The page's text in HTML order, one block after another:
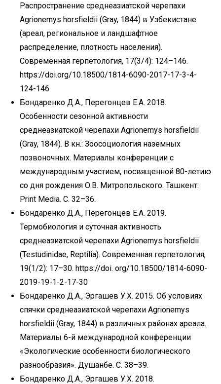
Распространение среднеазиатской черепахи
Agrionemys horsfieldii (Gray, 1844) в Узбекистане
(ареал, региональное и ландшафтное
распределение, плотность населения).
Современная герпетология, 17(3/4): 124–146.
https://doi.org/10.18500/1814-6090-2017-17-3-4-
124-146
Бондаренко Д.А., Перегонцев Е.А. 2018.
Особенности сезонной активности
среднеазиатской черепахи Agrionemys horsfieldii
(Gray, 1844). В кн.: Зоосоциология наземных
позвоночных. Материалы конференции с
международным участием, посвященной 80-летию
со дня рождения О.В. Митропольского. Ташкент:
Print Media. C. 32–36.
Бондаренко Д.А., Перегонцев Е.А. 2019.
Термобиология и суточная активность
среднеазиатской черепахи Agrionemys horsfieldii
(Testudinidae, Reptilia). Современная герпетология,
19(1/2): 17–30. https://doi. org/10.18500/1814-6090-
2019-19-1-2-17-30
Бондаренко Д.А., Эргашев У.Х. 2015. Об условиях
спячки среднеазиатской черепахи Аgrionemys
horsfieldii (Gray, 1844) в различных районах ареала.
Материалы 6-й международной конференции
«Экологические особенности биологического
разнообразия». Душанбе. С. 38–39.
Бондаренко Д.А., Эргашев У.Х. 2018.